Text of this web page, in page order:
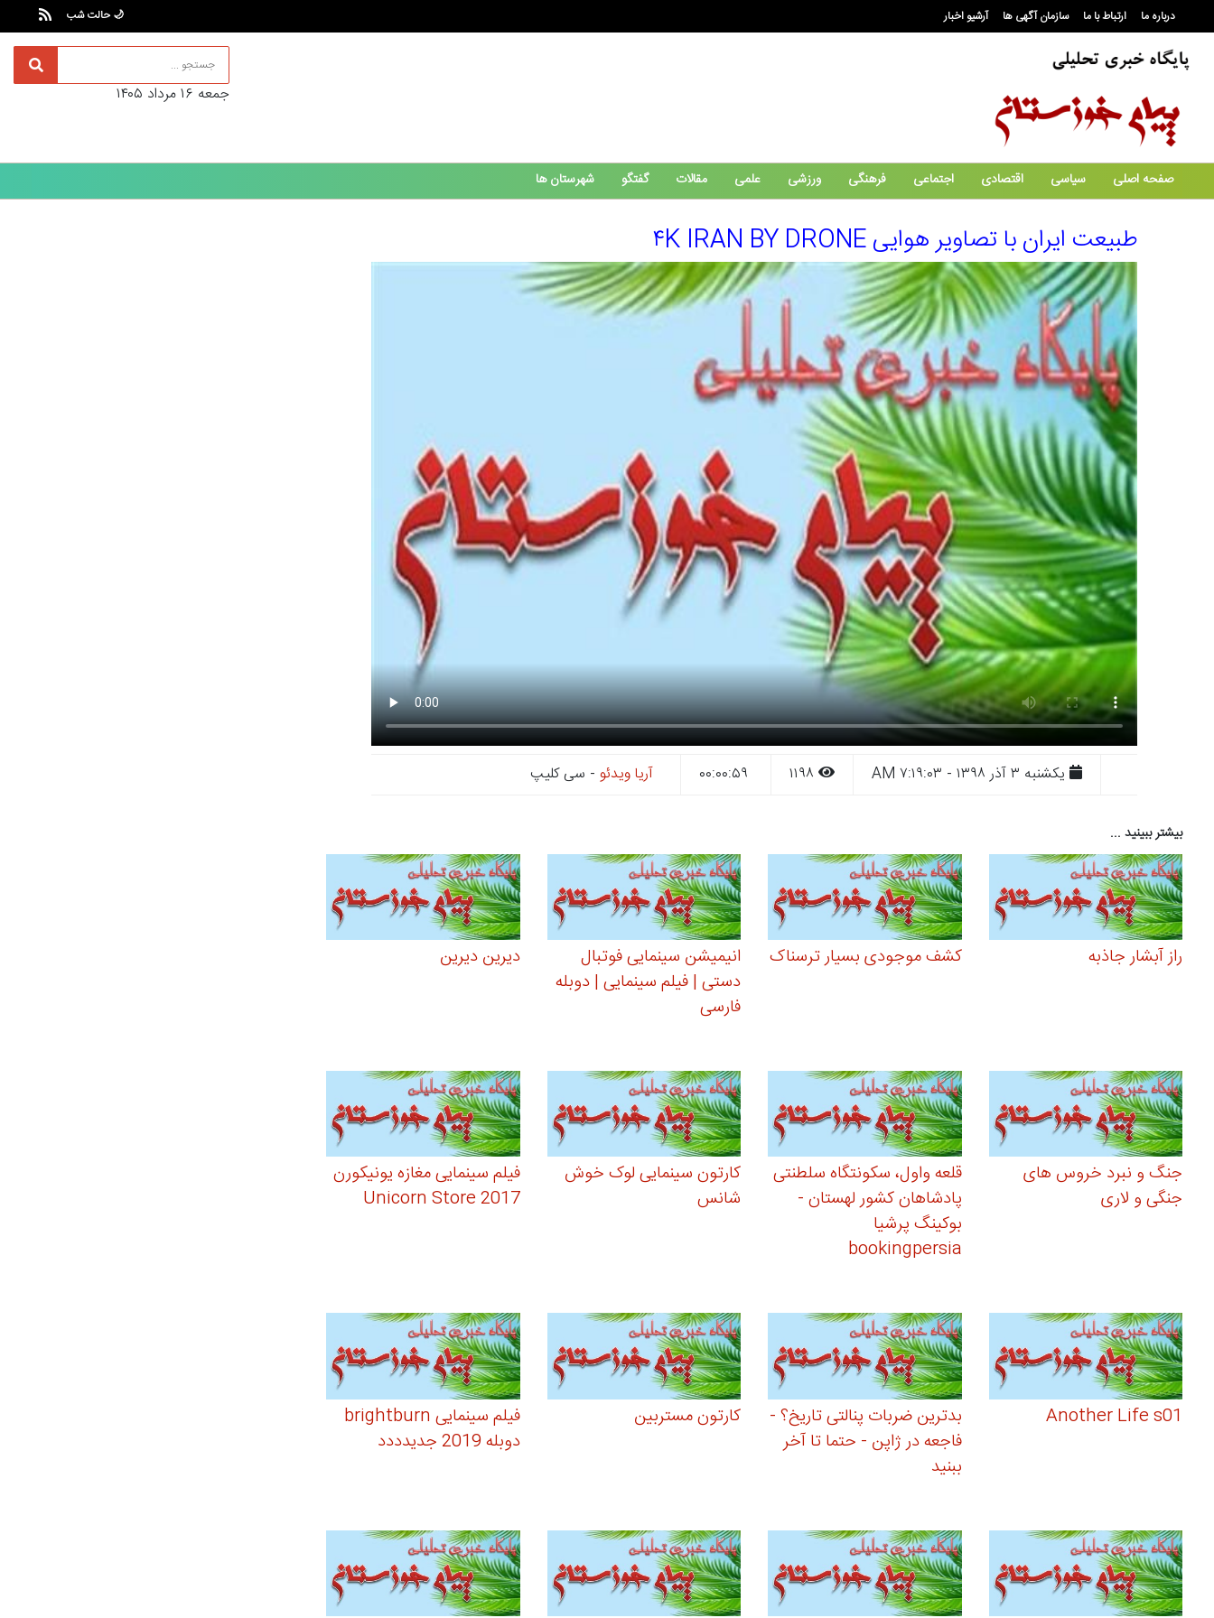
درباره ما ارتباط با ما سازمان آگهی ها آرشیو اخبار 🌙 حالت شب
جمعه ۱۶ مرداد ۱۴۰۵
صفحه اصلی سیاسی اقتصادی اجتماعی فرهنگی ورزشی علمی مقالات گفتگو شهرستان ها
طبیعت ایران با تصاویر هوایی ۴K IRAN BY DRONE
يکشنبه ۳ آذر ۱۳۹۸ - ۷:۱۹:۰۳ AM آریا ویدئو - سی کلیپ
بیشتر ببینید ...
راز آبشار جاذبه کشف موجودی بسیار ترسناک
انیمیشن سینمایی فوتبال
دستی | فیلم سینمایی | دوبله
فارسی
دیرین دیرین
جنگ و نبرد خروس های
جنگی و لاری
قلعه واول، سکونتگاه سلطنتی
پادشاهان کشور لهستان -
بوکینگ پرشیا
bookingpersia
کارتون سینمایی لوک خوش
شانس
فیلم سینمایی مغازه یونیکورن
Unicorn Store 2017
Another Life s01
بدترین ضربات پنالتی تاریخ؟ -
فاجعه در ژاپن - حتما تا آخر
ببنید
کارتون مستربین
فیلم سینمایی brightburn
دوبله 2019 جدیدددد